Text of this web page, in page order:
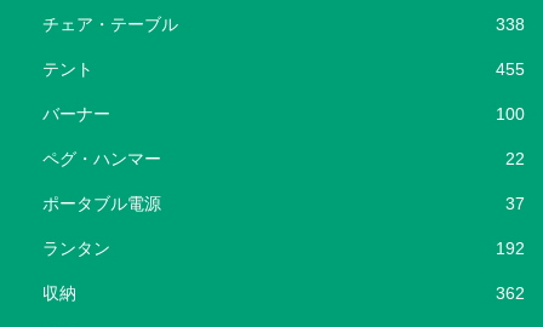
チェア・テーブル 338
テント 455
バーナー 100
ペグ・ハンマー 22
ポータブル電源 37
ランタン 192
収納 362